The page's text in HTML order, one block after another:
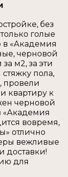
без
голые
в «Академия
черновой
м2, за эти
пола,
провели
квартиру к
черновой
«Академия
вовремя,
отлично
вежливые
доставки!
для